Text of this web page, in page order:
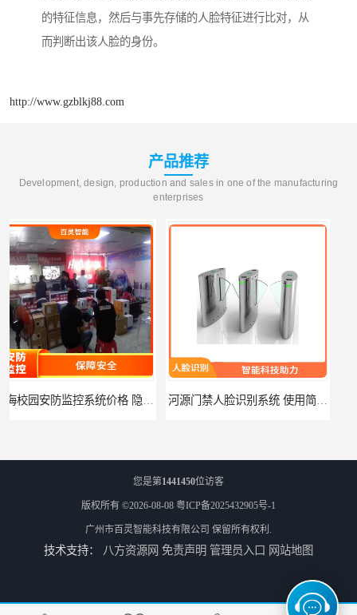
的特征信息，然后与事先存储的人脸特征进行比对，从
而判断出该人脸的身份。
http://www.gzblkj88.com
产品推荐
Development, design, production and sales in one of the manufacturing
enterprises
河源门禁人脸识别系统 使用简单方便 无需人工干预
潮州人脸识别系统价格 能够识别活体人脸 非接触性 潮州智能人脸识别系统 可以应用于不同场景 高度自动化
您是第1441450位访客
版权所有 ©2026-08-08 粤ICP备2025432905号-1
广州市百灵智能科技有限公司 保留所有权利.
技术支持： 八方资源网 免责声明 管理员入口 网站地图